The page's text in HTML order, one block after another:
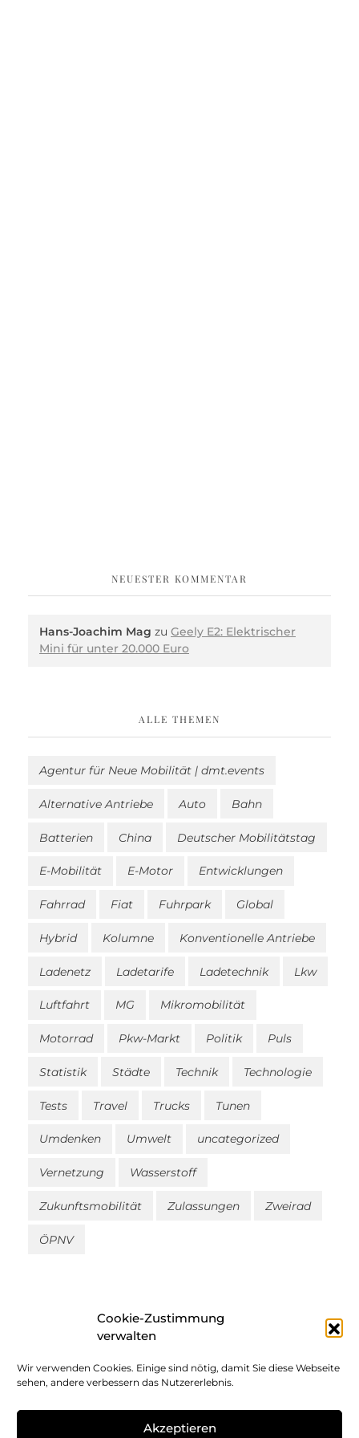
Cookie-Zustimmung
verwalten
Wir verwenden Cookies. Einige sind nötig, damit Sie diese Webseite
sehen, andere verbessern das Nutzererlebnis.
Akzeptieren
NEUESTER KOMMENTAR
Hans-Joachim Mag zu Geely E2: Elektrischer
Mini für unter 20.000 Euro
ALLE THEMEN
Agentur für Neue Mobilität | dmt.events
Alternative Antriebe Auto Bahn
Batterien China Deutscher Mobilitätstag
E-Mobilität E-Motor Entwicklungen
Fahrrad Fiat Fuhrpark Global
Hybrid Kolumne Konventionelle Antriebe
Ladenetz Ladetarife Ladetechnik Lkw
Luftfahrt MG Mikromobilität
Motorrad Pkw-Markt Politik Puls
Statistik Städte Technik Technologie
Tests Travel Trucks Tunen
Umdenken Umwelt uncategorized
Vernetzung Wasserstoff
Zukunftsmobilität Zulassungen Zweirad
ÖPNV
Impressum
Datenschutz